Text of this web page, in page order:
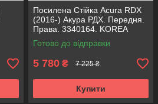
Посилена Стійка Acura RDX
(2016-) Акура РДХ. Передня.
Права. 3340164. KOREA
Аксусс!
Готово до відправки
5 780 ₴ 7 225 ₴
Купити